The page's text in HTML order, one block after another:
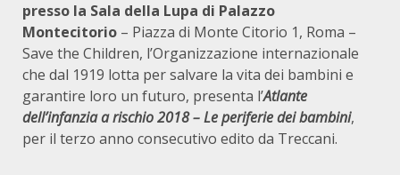
presso la Sala della Lupa di Palazzo
Montecitorio – Piazza di Monte Citorio 1, Roma –
Save the Children, l’Organizzazione internazionale
che dal 1919 lotta per salvare la vita dei bambini e
garantire loro un futuro, presenta l’Atlante
dell’infanzia a rischio 2018 – Le periferie dei bambini,
per il terzo anno consecutivo edito da Treccani.